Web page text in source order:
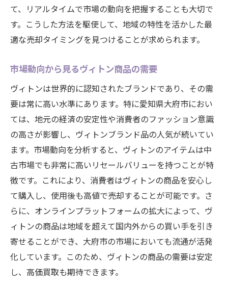
大府市のイベントを活かした売却戦略
ブランド品査定時に高値を引き出すための効果
的な交渉テクニック
査定士との信頼関係を構築する方法
高値を引き出すための効果的な質問術
査定額を最大化するための心理戦術
他店の見積もりを活用した価格交渉法
交渉の際に注意すべきマナーと態度
ヴィトンを売却するタイミング大府市で最も有
利な時期を見極める
季節ごとの売却ピーク時を狙う方法
経済動向と市場需要の関係を理解する
年度末の価格変動を利用した賢い売却
大府市内でのイベントを活用した売却チャ
ンス
商品価値が高まる瞬間を逃さない
て、リアルタイムで市場の動向を把握することも大切で
す。こうした方法を駆使して、地域の特性を活かした最
適な売却タイミングを見つけることが求められます。
市場動向から見るヴィトン商品の需要
ヴィトンは世界的に認知されたブランドであり、その需
要は常に高い水準にあります。特に愛知県大府市におい
ては、地元の経済の安定性や消費者のファッション意識
の高さが影響し、ヴィトンブランド品の人気が続いてい
ます。市場動向を分析すると、ヴィトンのアイテムは中
古市場でも非常に高いリセールバリューを持つことが特
徴です。これにより、消費者はヴィトンの商品を安心し
て購入し、使用後も高値で売却することが可能です。さ
らに、オンラインプラットフォームの拡大によって、ヴ
ィトンの商品は地域を超えて国内外からの買い手を引き
寄せることができ、大府市の市場においても流通が活発
化しています。このため、ヴィトンの商品の需要は安定
し、高価買取も期待できます。